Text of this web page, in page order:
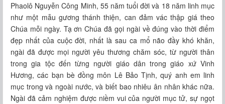
Phaolô Nguyễn Công Minh, 55 năm tuổi đời và 18 năm linh mục
như một mẫu gương thánh thiện, can đảm vác thập giá theo
Chúa mỗi ngày. Tạ ơn Chúa đã gọi ngài về đúng vào thời điểm
đẹp nhất của cuộc đời, nhất là sau ca mổ não đầy khó khăn,
ngài đã được mọi người yêu thương chăm sóc, từ người thân
trong gia tộc đến từng người giáo dân trong giáo xứ Vinh
Hương, các bạn bè đồng môn Lê Bảo Tịnh, quý anh em linh
mục trong và ngoài nước, và biết bao nhiêu ân nhân khác nữa.
Ngài đã cảm nghiệm được niềm vui của người mục tử, sự ngọt